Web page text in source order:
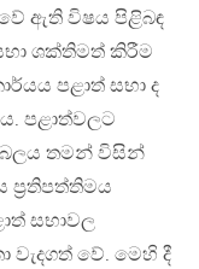
ඇති විෂය පිළිබඳ
ශක්තිමත් කිරීම
පළාත් සභා ද
පළාත්වලට
තමන් විසින්
ප්‍රතිපත්තිමය
සභාවල
වේ. මෙහි දී